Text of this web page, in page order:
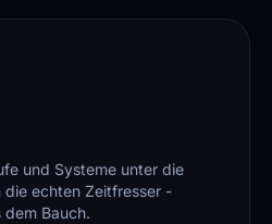
und Systeme unter die
echten Zeitfresser -
Bauch.